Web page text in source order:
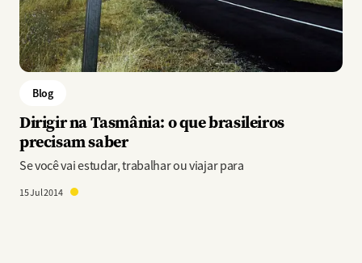
Blog
Dirigir na Tasmânia: o que brasileiros
precisam saber
Se você vai estudar, trabalhar ou viajar para
15 Jul 2014